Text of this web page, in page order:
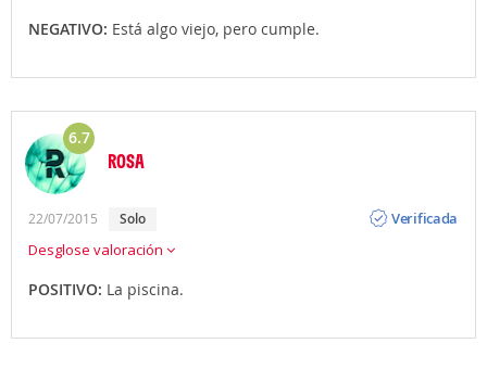
NEGATIVO: Está algo viejo, pero cumple.
6.7
ROSA
22/07/2015 solo
Verificada
Desglose valoración
POSITIVO: La piscina.